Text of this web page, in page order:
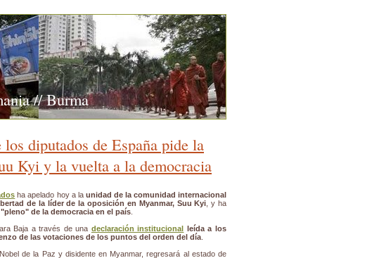
// Burma
diputados de España pide la
Kyi y la vuelta a la democracia
ha apelado hoy a la unidad de la comunidad internacional
de la líder de la oposición en Myanmar, Suu Kyi , y ha
de la democracia en el país
Baja a través de una declaración institucional leída a los
de las votaciones de los puntos del orden del día
de la Paz y disidente en Myanmar, regresará al estado de